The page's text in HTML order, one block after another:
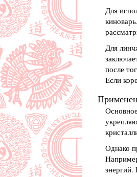
Для
Для
после
Если
Однако